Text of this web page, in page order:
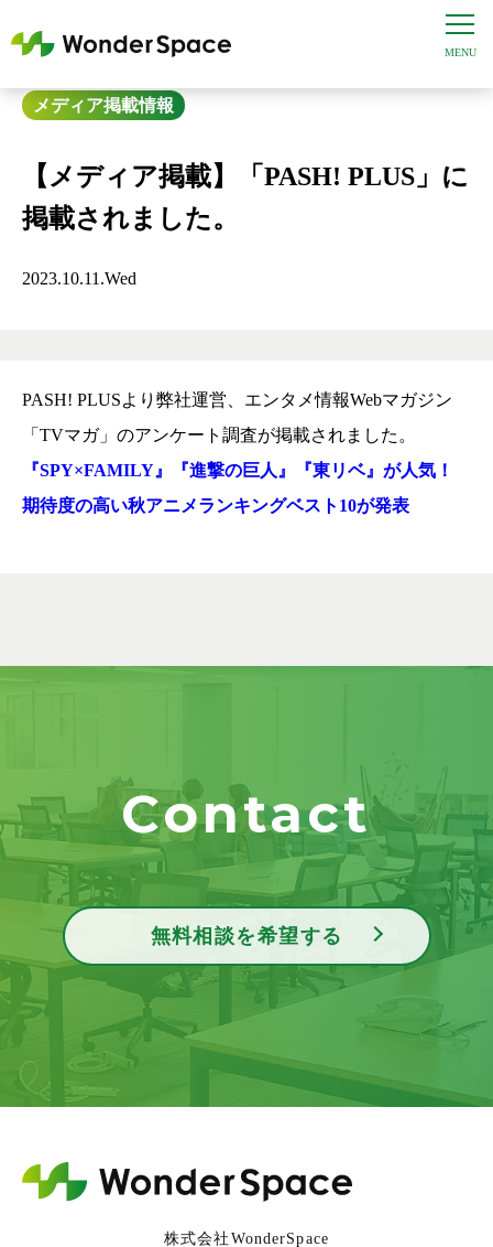
メディア掲載情報
【メディア掲載】「PASH! PLUS」に
掲載されました。
2023.10.11.Wed
PASH! PLUSより弊社運営、エンタメ情報Webマガジン
「TVマガ」のアンケート調査が掲載されました。
『SPY×FAMILY』『進撃の巨人』『東リベ』が人気！
期待度の高い秋アニメランキングベスト10が発表
Contact
無料相談を希望する
株式会社WonderSpace